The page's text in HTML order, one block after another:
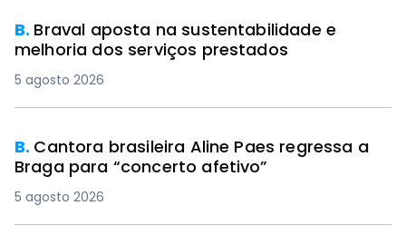
B. Braval aposta na sustentabilidade e
melhoria dos serviços prestados
5 agosto 2026
B. Cantora brasileira Aline Paes regressa a
Braga para “concerto afetivo”
5 agosto 2026